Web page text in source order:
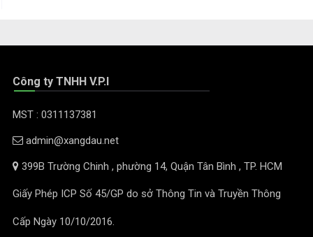
Công ty TNHH V.P.I
MST : 0311137381
admin@xangdau.net
399B Trường Chinh , phường 14, Quận Tân Bình , TP. HCM
Giấy Phép ICP Số 45/GP do sở Thông Tin và Truyền Thông
Cấp Ngày 10/10/2016.